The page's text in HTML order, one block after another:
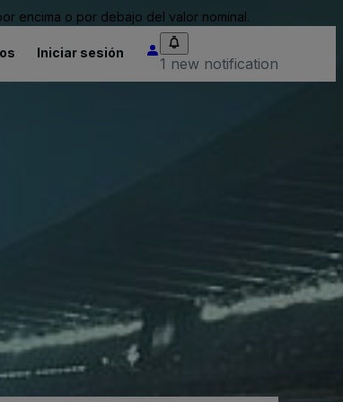
encima o por debajo del valor nominal.
Iniciar sesión
1 new notification